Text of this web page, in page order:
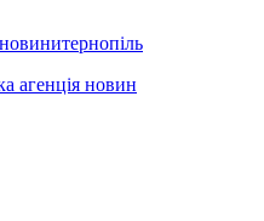
новинитернопіль
агенція новин